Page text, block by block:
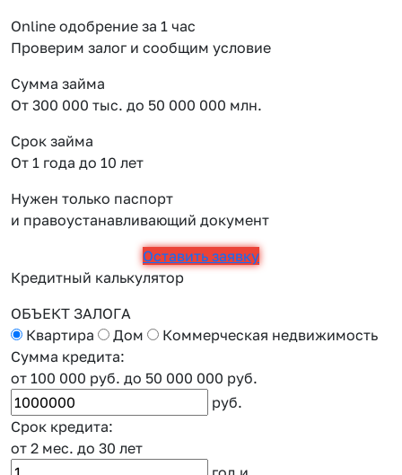
Online одобрение за 1 час
Проверим залог и сообщим условие
Сумма займа
От 300 000 тыс. до 50 000 000 млн.
Срок займа
От 1 года до 10 лет
Нужен только паспорт
и правоустанавливающий документ
Оставить заявку
Кредитный калькулятор
ОБЪЕКТ ЗАЛОГА
Квартира
Дом
Коммерческая недвижимость
Сумма кредита:
от 100 000 руб. до 50 000 000 руб.
руб.
Срок кредита:
от 2 мес. до 30 лет